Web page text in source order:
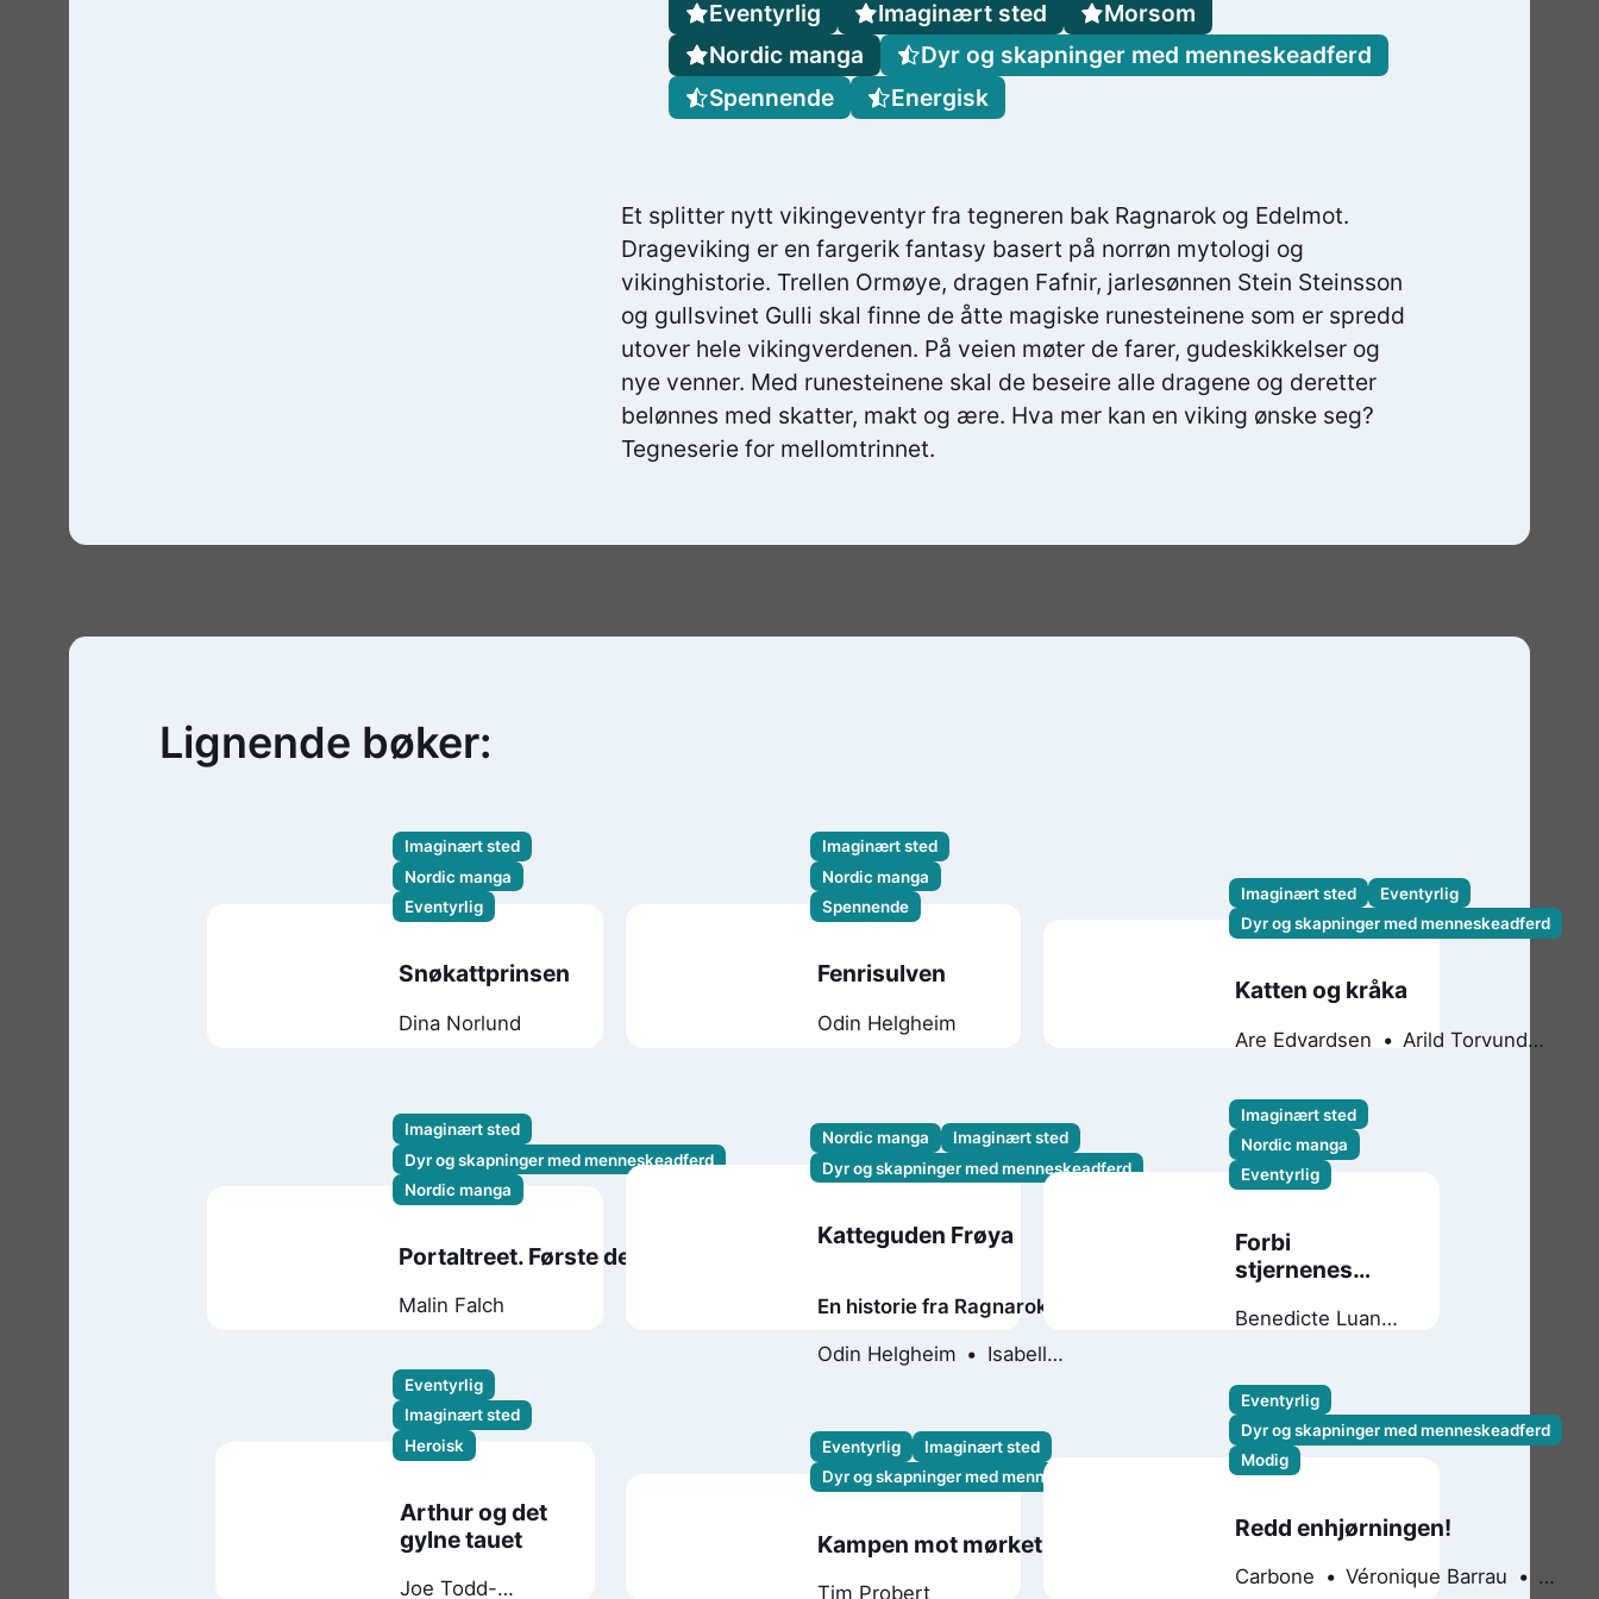
Et splitter nytt vikingeventyr fra tegneren bak Ragnarok og Edelmot.
Drageviking er en fargerik fantasy basert på norrøn mytologi og
vikinghistorie. Trellen Ormøye, dragen Fafnir, jarlesønnen Stein Steinsson
og gullsvinet Gulli skal finne de åtte magiske runesteinene som er spredd
utover hele vikingverdenen. På veien møter de farer, gudeskikkelser og
nye venner. Med runesteinene skal de beseire alle dragene og deretter
belønnes med skatter, makt og ære. Hva mer kan en viking ønske seg?
Tegneserie for mellomtrinnet.
Eventyrlig Imaginært sted
Morsom
Nordic manga
Dyr og skapninger med menneskeadferd
Spennende
Energisk
Lignende bøker:
Imaginært sted
Nordic manga
Eventyrlig
Snøkattprinsen
Dina Norlund
Imaginært sted
Nordic manga
Spennende
Fenrisulven
Odin Helgheim
Imaginært sted
Eventyrlig
Dyr og skapninger med menneskeadferd
Katten og kråka
Are Edvardsen
Arild Torvund
Imaginært sted
Dyr og skapninger med menneskeadferd
Nordic manga
Portaltreet. Første del
Malin Falch
Nordic manga
Imaginært sted
Dyr og skapninger med menneskeadferd
Katteguden Frøya
En historie fra Ragnarok
Odin Helgheim
Isabell
Imaginært sted
Nordic manga
Eventyrlig
Forbi
stjernenes
Benedicte Luane
Syftestad
Eventyrlig
Imaginært sted
Heroisk
Arthur og det
gylne tauet
Joe Todd-
Eventyrlig
Imaginært sted
Dyr og skapninger med menneskeadferd
Kampen mot mørket
Tim Probert
Eventyrlig
Dyr og skapninger med menneskeadferd
Modig
Redd enhjørningen!
Carbone
Véronique Barrau